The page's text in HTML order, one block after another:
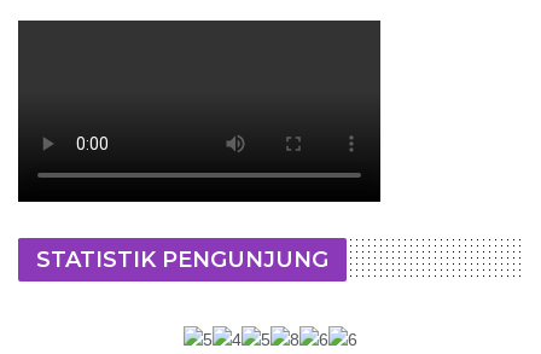
STATISTIK PENGUNJUNG